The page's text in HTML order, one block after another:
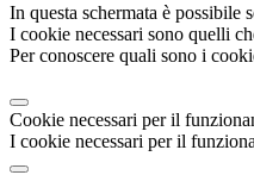
In questa schermata è possibile
I cookie necessari sono quelli
Per conoscere quali sono i
Cookie necessari per il
I cookie necessari per il